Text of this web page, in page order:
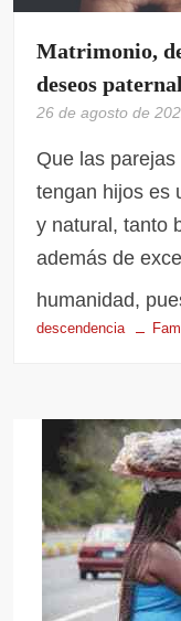
Matrimonio,
deseos
26 de agosto de
Que las
tengan hijos es
y natural, tanto
además de
humanidad,
descendencia